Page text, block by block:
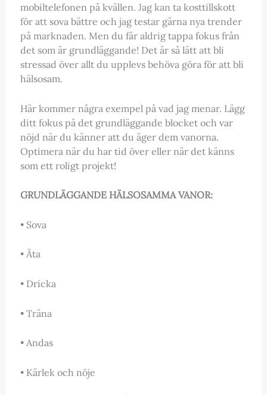
mobiltelefonen på kvällen. Jag kan ta kosttillskott
för att sova bättre och jag testar gärna nya trender
på marknaden. Men du får aldrig tappa fokus från
det som är grundläggande! Det är så lätt att bli
stressad över allt du upplevs behöva göra för att bli
hälsosam.
Här kommer några exempel på vad jag menar. Lägg
ditt fokus på det grundläggande blocket och var
nöjd när du känner att du äger dem vanorna.
Optimera när du har tid över eller när det känns
som ett roligt projekt!
GRUNDLÄGGANDE HÄLSOSAMMA VANOR:
• Sova
• Äta
• Dricka
• Träna
• Andas
• Kärlek och nöje